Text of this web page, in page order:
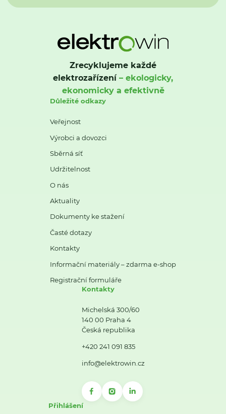
Zrecyklujeme každé
elektrozařízení– ekologicky,
ekonomicky a efektivně
Důležité odkazy
Veřejnost
Výrobci a dovozci
Sběrná síť
Udržitelnost
O nás
Aktuality
Dokumenty ke stažení
Časté dotazy
Kontakty
Informační materiály – zdarma e-shop
Registrační formuláře
Kontakty
Michelská 300/60
140 00 Praha 4
Česká republika
+420 241 091 835
info@elektrowin.cz
Přihlášení